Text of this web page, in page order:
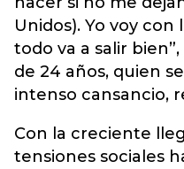
Unidos). Yo voy
todo va a salir
de 24 años, quien
intenso cansancio,
Con la creciente
tensiones sociales